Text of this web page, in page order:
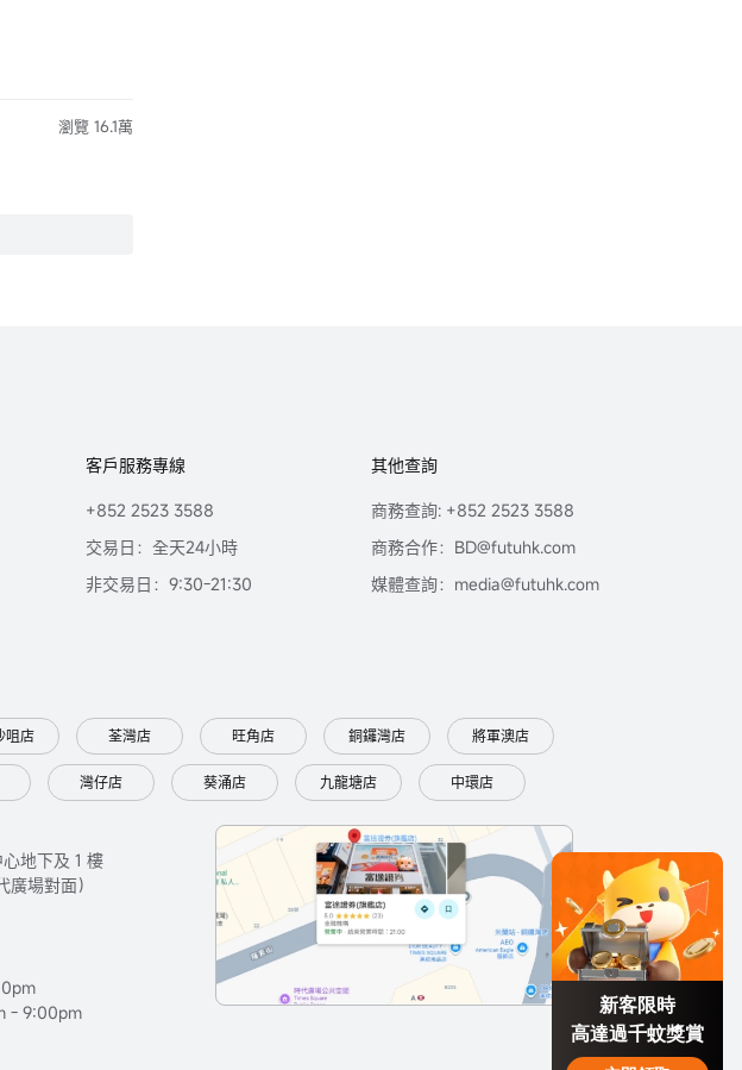
新客限時
高達過千蚊獎賞
瀏覽 16.1萬
客戶服務專線
+852 2523 3588
交易日：全天24小時
非交易日：9:30-21:30
其他查詢
商務查詢: +852 2523 3588
商務合作：BD@futuhk.com
媒體查詢：media@futuhk.com
咀店 荃灣店 旺角店 銅鑼灣店 將軍澳店
灣仔店 葵涌店 九龍塘店 中環店
地下及 1 樓
廣場對面）
- 9:00pm